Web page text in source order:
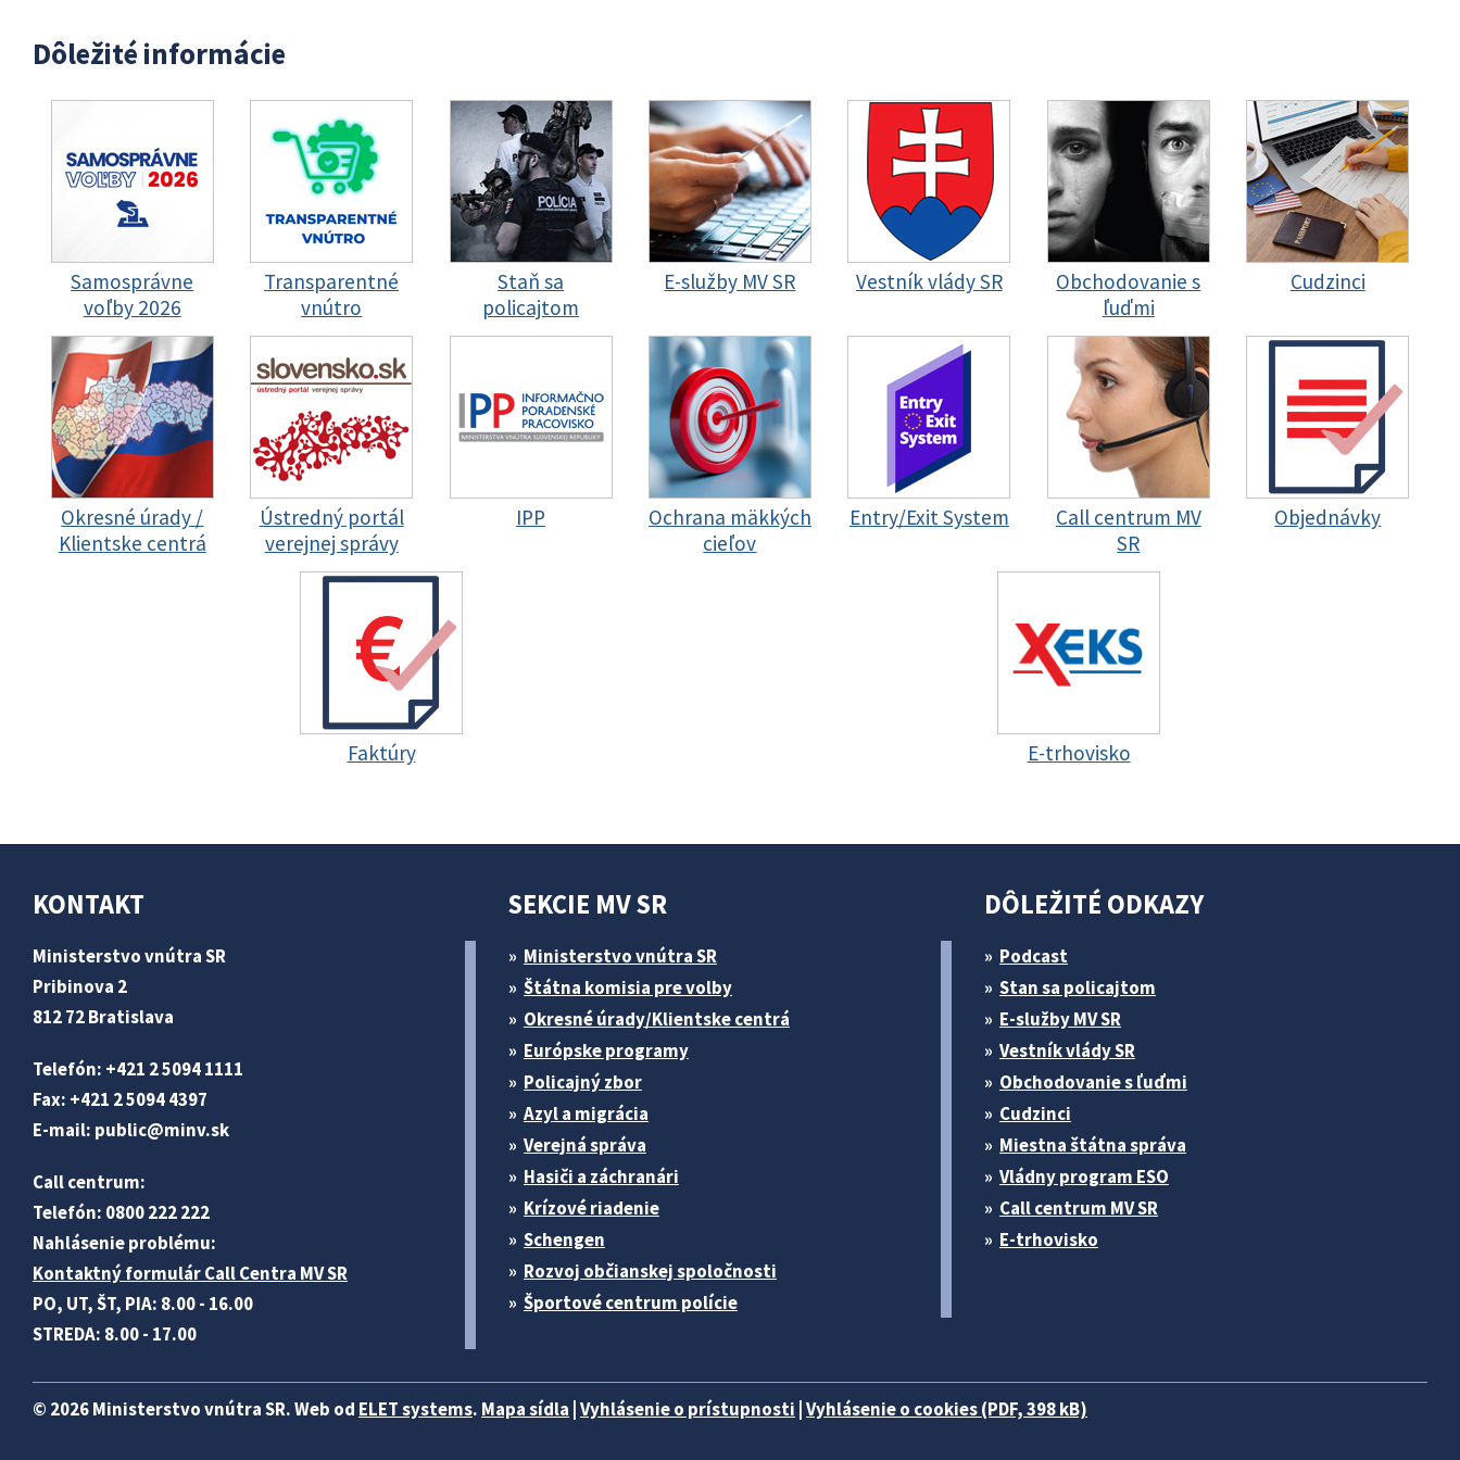
Dôležité informácie
Samosprávne
voľby 2026
Transparentné
vnútro
Staň sa
policajtom
E-služby MV SR Vestník vlády SR
Obchodovanie s
ľuďmi
Cudzinci
Okresné úrady /
Klientske centrá
Ústredný portál
verejnej správy
IPP
Ochrana mäkkých
cieľov
Entry/Exit System
Call centrum MV
SR
Objednávky
Faktúry E-trhovisko
KONTAKT
Ministerstvo vnútra SR
Pribinova 2
812 72 Bratislava
Telefón: +421 2 5094 1111
Fax: +421 2 5094 4397
E-mail: public@minv.sk
Call centrum:
Telefón: 0800 222 222
Nahlásenie problému:
Kontaktný formulár Call Centra MV SR
PO, UT, ŠT, PIA: 8.00 - 16.00
STREDA: 8.00 - 17.00
SEKCIE MV SR
Ministerstvo vnútra SR
Štátna komisia pre volby
Okresné úrady/Klientske centrá
Európske programy
Policajný zbor
Azyl a migrácia
Verejná správa
Hasiči a záchranári
Krízové riadenie
Schengen
Rozvoj občianskej spoločnosti
Športové centrum polície
DÔLEŽITÉ ODKAZY
Podcast
Stan sa policajtom
E-služby MV SR
Vestník vlády SR
Obchodovanie s ľuďmi
Cudzinci
Miestna štátna správa
Vládny program ESO
Call centrum MV SR
E-trhovisko
© 2026 Ministerstvo vnútra SR. Web od ELET systems. Mapa sídla Vyhlásenie o prístupnosti Vyhlásenie o cookies (PDF, 398 kB)